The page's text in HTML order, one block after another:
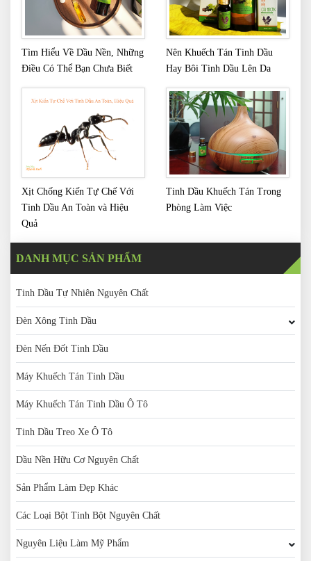
Tìm Hiểu Về Dầu Nền, Những
Điều Có Thể Bạn Chưa Biết
Nên Khuếch Tán Tinh Dầu
Hay Bôi Tinh Dầu Lên Da
Xịt Chống Kiến Tự Chế Với
Tinh Dầu An Toàn và Hiệu
Quả
Tinh Dầu Khuếch Tán Trong
Phòng Làm Việc
DANH MỤC SẢN PHẨM
Tinh Dầu Tự Nhiên Nguyên Chất
Đèn Xông Tinh Dầu
Đèn Nến Đốt Tinh Dầu
Máy Khuếch Tán Tinh Dầu
Máy Khuếch Tán Tinh Dầu Ô Tô
Tinh Dầu Treo Xe Ô Tô
Dầu Nền Hữu Cơ Nguyên Chất
Sản Phẩm Làm Đẹp Khác
Các Loại Bột Tinh Bột Nguyên Chất
Nguyên Liệu Làm Mỹ Phẩm